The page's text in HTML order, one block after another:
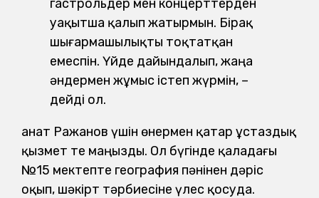
гастрольдер мен концерттерден
уақытша қалып жатырмын. Бірақ
шығармашылықты тоқтатқан
емеспін. Үйде дайындалып, жаңа
әндермен жұмыс істеп жүрмін, –
дейді ол.
Қанат Ражанов үшін өнермен қатар ұстаздық
қызмет те маңызды. Ол бүгінде қаладағы
№15 мектепте география пәнінен дәріс
оқып, шәкірт тәрбиесіне үлес қосуда.